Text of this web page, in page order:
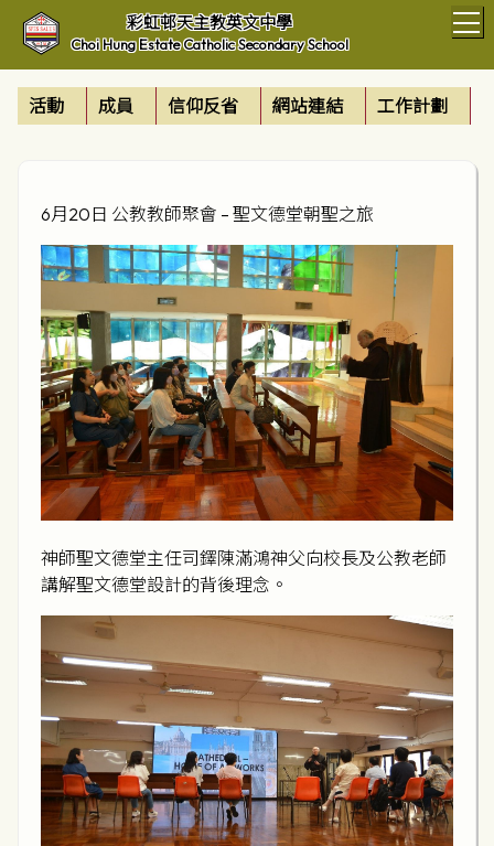
彩虹邨天主教英文中學
Choi Hung Estate Catholic Secondary School
活動 成員 信仰反省 網站連結 工作計劃
6月20日 公教教師聚會 – 聖文德堂朝聖之旅
神師聖文德堂主任司鐸陳滿鴻神父向校長及公教老師
講解聖文德堂設計的背後理念。